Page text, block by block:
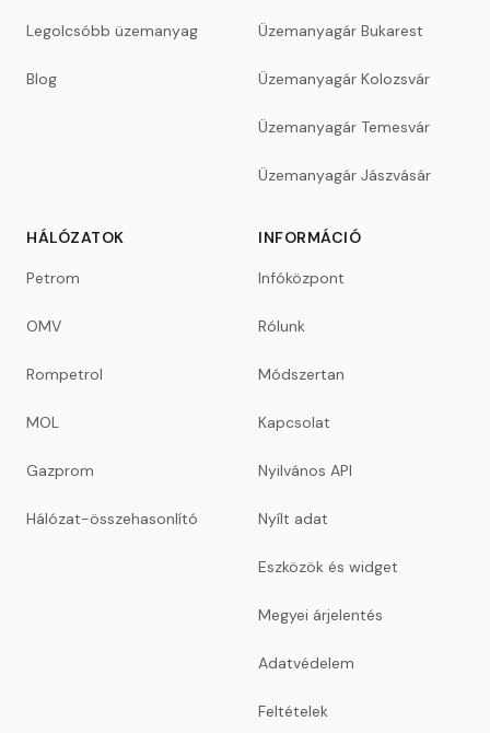
Legolcsóbb üzemanyag
Blog
Üzemanyagár Bukarest
Üzemanyagár Kolozsvár
Üzemanyagár Temesvár
Üzemanyagár Jászvásár
HÁLÓZATOK
Petrom
OMV
Rompetrol
MOL
Gazprom
Hálózat-összehasonlító
INFORMÁCIÓ
Infóközpont
Rólunk
Módszertan
Kapcsolat
Nyilvános API
Nyílt adat
Eszközök és widget
Megyei árjelentés
Adatvédelem
Feltételek